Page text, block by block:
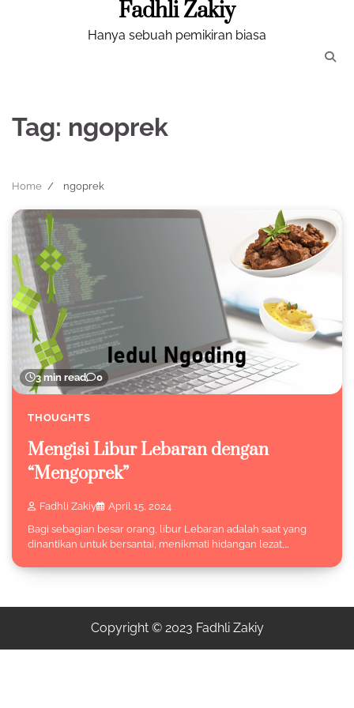
Fadhli Zakiy
Hanya sebuah pemikiran biasa
Tag: ngoprek
Home ngoprek
3 min read 0
THOUGHTS
Mengisi Libur Lebaran dengan
“Mengoprek”
Fadhli Zakiy
April 15, 2024
Bagi sebagian besar orang, libur Lebaran adalah saat yang
dinantikan untuk bersantai, menikmati hidangan lezat,…